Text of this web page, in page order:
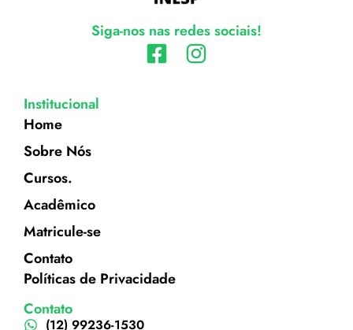
Siga-nos nas redes sociais!
Institucional
Home
Sobre Nós
Cursos.
Acadêmico
Matricule-se
Contato
Políticas de Privacidade
Contato
(12) 99236-1530